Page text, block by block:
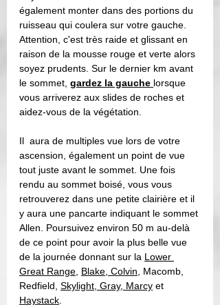
également monter dans des portions du
ruisseau qui coulera sur votre gauche.
Attention, c'est très raide et glissant en
raison de la mousse rouge et verte alors
soyez prudents. Sur le dernier km avant
le sommet, gardez la gauche lorsque
vous arriverez aux slides de roches et
aidez-vous de la végétation.
Il  aura de multiples vue lors de votre
ascension, également un point de vue
tout juste avant le sommet. Une fois
rendu au sommet boisé, vous vous
retrouverez dans une petite clairière et il
y aura une pancarte indiquant le sommet
Allen. Poursuivez environ 50 m au-delà
de ce point pour avoir la plus belle vue
de la journée donnant sur la Lower
Great Range Blake, Colvin , Macomb,
Redfield, Skylight, Gray, Marcy et
Haystack